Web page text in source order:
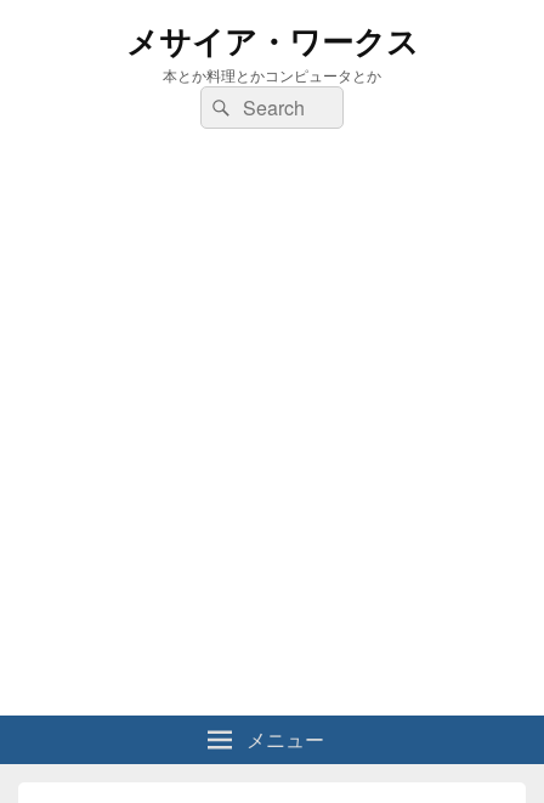
メサイア・ワークス
本とか料理とかコンピュータとか
検
索:
検
索
メニュー